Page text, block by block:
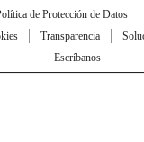
de Protección de Datos
Transparencia
Escríbanos